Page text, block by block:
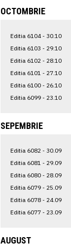
OCTOMBRIE
Editia 6104 - 30.10
Editia 6103 - 29.10
Editia 6102 - 28.10
Editia 6101 - 27.10
Editia 6100 - 26.10
Editia 6099 - 23.10
SEPEMBRIE
Editia 6082 - 30.09
Editia 6081 - 29.09
Editia 6080 - 28.09
Editia 6079 - 25.09
Editia 6078 - 24.09
Editia 6077 - 23.09
AUGUST